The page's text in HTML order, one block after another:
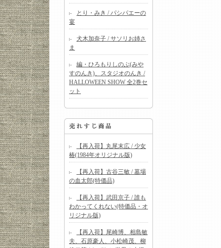
とり・みき / パシパエーの
宴
犬木加奈子 / サソリお姉さ
ま
編・ひろもりしのぶ(みや
すのんき)、スタジオのんき /
HALLOWEEN SHOW 全2巻セ
ット
【再入荷】丸尾末広 / 少女
椿(1984年オリジナル版)
【再入荷】古谷三敏 / 墓場
の血太郎(特価品)
【再入荷】武田京子 / 誰も
わかってくれない(特価品・オ
リジナル版)
【再入荷】尾崎博、相島敏
夫、石原豪人、小松崎茂、柳